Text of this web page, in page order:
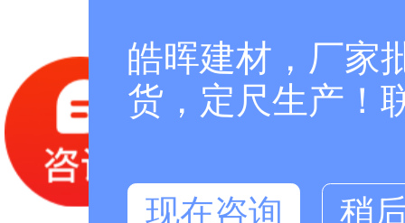
皓晖建材，厂家
货，定尺生产！
现在咨询 稍